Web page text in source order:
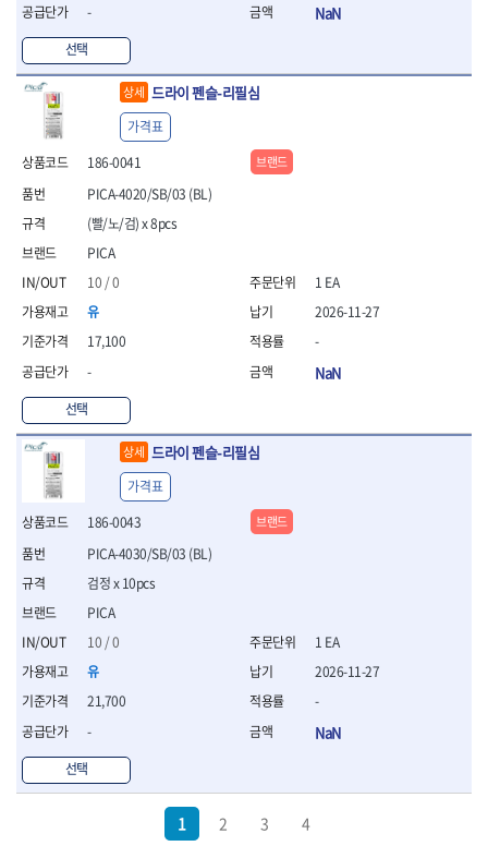
-
선택
NaN
상세 드라이 펜슬-리필심
186-0041
PICA
10 / 0
유
17,100
-
선택
PICA-4020/SB/03 (BL)
(빨/노/검) x 8pcs
가격표
1 EA
2026-11-27
-
NaN
브랜드
상세 드라이 펜슬-리필심
186-0043
PICA
10 / 0
유
21,700
-
선택
PICA-4030/SB/03 (BL)
검정 x 10pcs
가격표
1 EA
2026-11-27
-
NaN
브랜드
1 2 3 4